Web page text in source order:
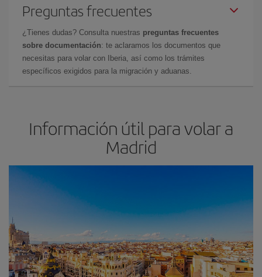
Preguntas frecuentes
¿Tienes dudas? Consulta nuestras preguntas frecuentes
sobre documentación: te aclaramos los documentos que
necesitas para volar con Iberia, así como los trámites
específicos exigidos para la migración y aduanas.
Información útil para volar a
Madrid